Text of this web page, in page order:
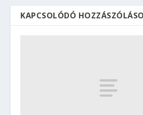
KAPCSOLÓDÓ